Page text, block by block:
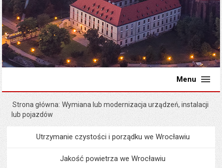
Menu
Strona główna Wymiana lub modernizacja urządzeń, instalacji
lub pojazdów
MenuŚrodowisko i ekologia
Utrzymanie czystości i porządku we Wrocławiu
Jakość powietrza we Wrocławiu